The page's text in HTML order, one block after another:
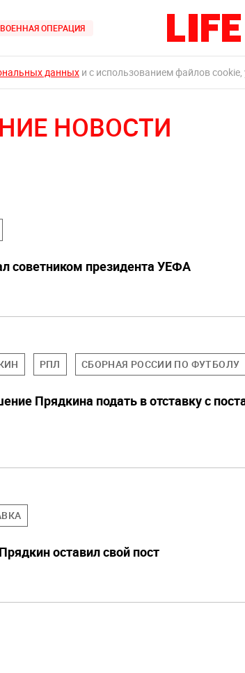
ОПЕРАЦИЯ
данных и с использованием файлов
НОВОСТИ
советником президента УЕФА
РПЛ СБОРНАЯ РОССИИ ПО ФУТБОЛУ
Прядкина подать в отставку с
оставил свой пост